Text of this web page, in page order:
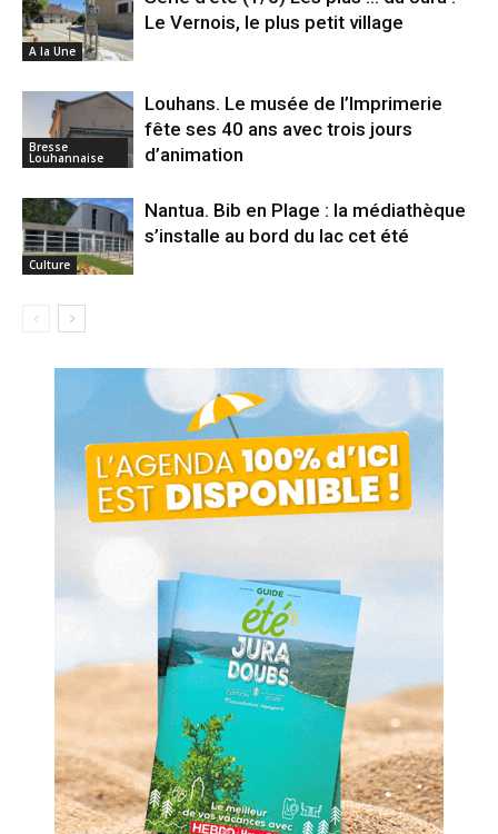
A la Une
Le Vernois, le plus petit village
Bresse
Louhannaise
Louhans. Le musée de l’Imprimerie
fête ses 40 ans avec trois jours
d’animation
Culture
Nantua. Bib en Plage : la médiathèque
s’installe au bord du lac cet été